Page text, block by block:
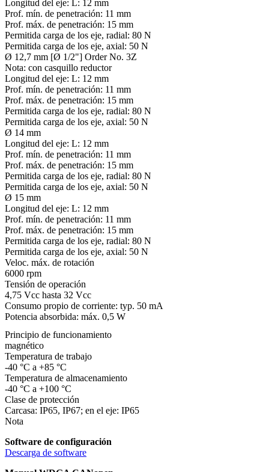
Longitud del eje: L: 12 mm
Prof. mín. de penetración: 11 mm
Prof. máx. de penetración: 15 mm
Permitida carga de los eje, radial: 80 N
Permitida carga de los eje, axial: 50 N
Ø 12,7 mm [Ø 1/2"] Order No. 3Z
Nota: con casquillo reductor
Longitud del eje: L: 12 mm
Prof. mín. de penetración: 11 mm
Prof. máx. de penetración: 15 mm
Permitida carga de los eje, radial: 80 N
Permitida carga de los eje, axial: 50 N
Ø 14 mm
Longitud del eje: L: 12 mm
Prof. mín. de penetración: 11 mm
Prof. máx. de penetración: 15 mm
Permitida carga de los eje, radial: 80 N
Permitida carga de los eje, axial: 50 N
Ø 15 mm
Longitud del eje: L: 12 mm
Prof. mín. de penetración: 11 mm
Prof. máx. de penetración: 15 mm
Permitida carga de los eje, radial: 80 N
Permitida carga de los eje, axial: 50 N
Veloc. máx. de rotación
6000 rpm
Tensión de operación
4,75 Vcc hasta 32 Vcc
Consumo propio de corriente: typ. 50 mA
Potencia absorbida: máx. 0,5 W
Principio de funcionamiento
magnético
Temperatura de trabajo
-40 °C a +85 °C
Temperatura de almacenamiento
-40 °C a +100 °C
Clase de protección
Carcasa: IP65, IP67; en el eje: IP65
Nota
Software de configuración
Descarga de software